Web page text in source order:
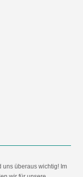
überaus wichtig! Im